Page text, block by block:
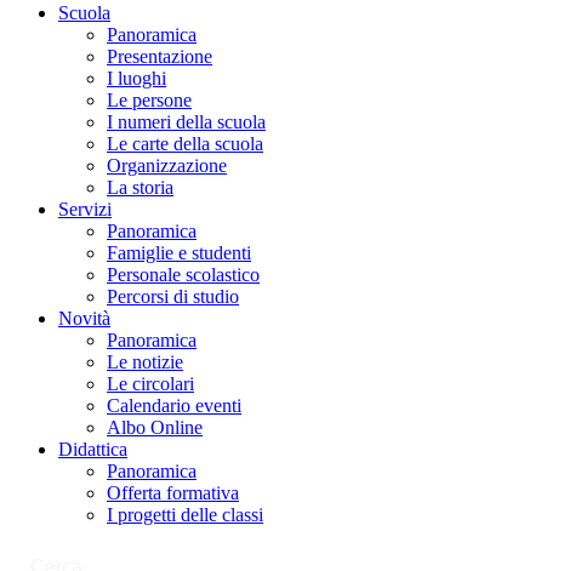
Scuola
Panoramica
Presentazione
I luoghi
Le persone
I numeri della scuola
Le carte della scuola
Organizzazione
La storia
Servizi
Panoramica
Famiglie e studenti
Personale scolastico
Percorsi di studio
Novità
Panoramica
Le notizie
Le circolari
Calendario eventi
Albo Online
Didattica
Panoramica
Offerta formativa
I progetti delle classi